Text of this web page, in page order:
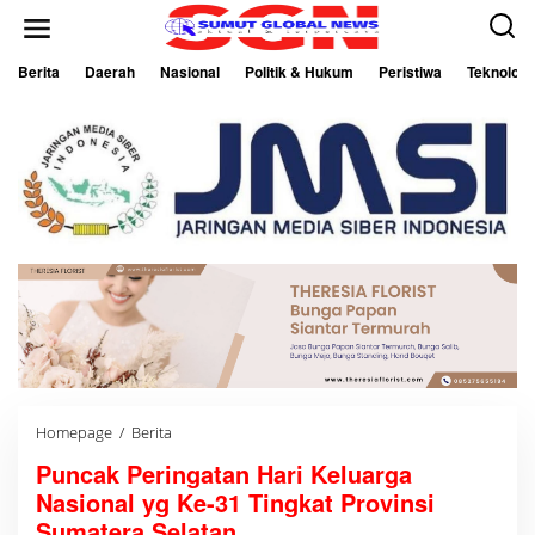
Berita Daerah Nasional Politik & Hukum Peristiwa Teknologi
Homepage / Berita
n
c
Puncak Peringatan Hari Keluarga
Nasional yg Ke-31 Tingkat Provinsi